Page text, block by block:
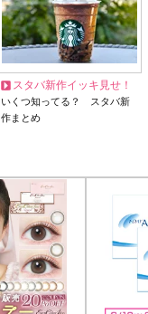
スタバ新作イッキ見せ！
いくつ知ってる？ スタバ新
作まとめ